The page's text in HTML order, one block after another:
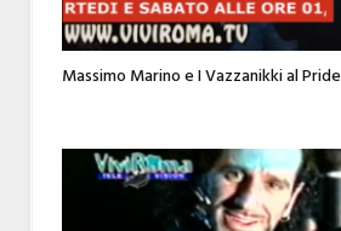
Massimo Marino e I Vazzanikki al